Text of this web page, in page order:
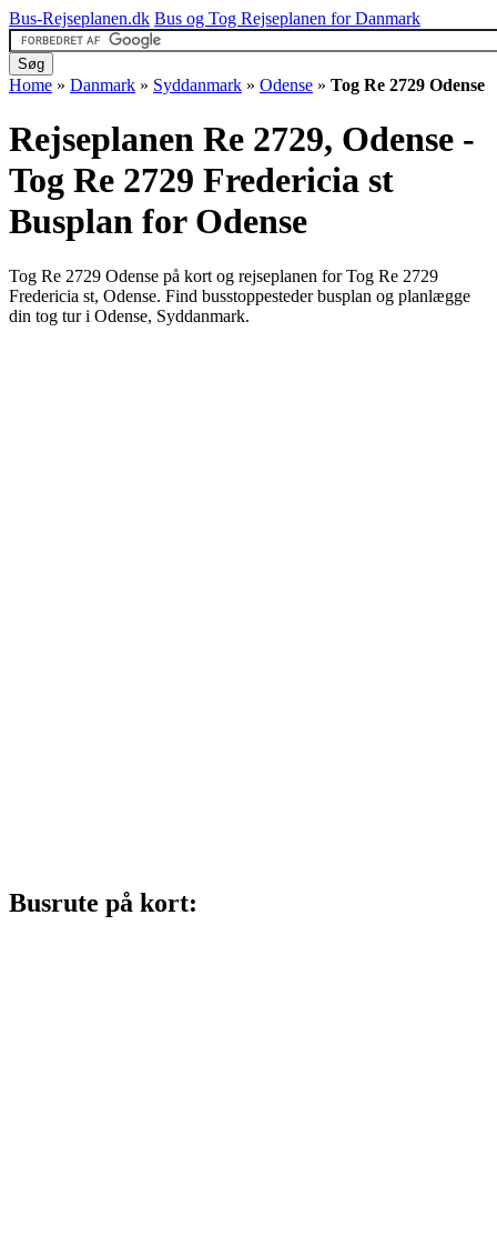
Bus-Rejseplanen.dk Bus og Tog Rejseplanen for Danmark
Home » Danmark » Syddanmark » Odense » Tog Re 2729 Odense
Rejseplanen Re 2729, Odense -
Tog Re 2729 Fredericia st
Busplan for Odense
Tog Re 2729 Odense på kort og rejseplanen for Tog Re 2729
Fredericia st, Odense. Find busstoppesteder busplan og planlægge
din tog tur i Odense, Syddanmark.
Busrute på kort: